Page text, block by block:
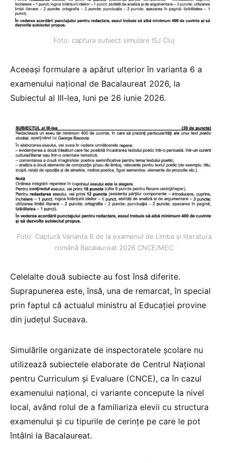
Foto: captura subiect simulare ISJ Cluj
Aceeași formulare a apărut ulterior în varianta 6 a
examenului național de Bacalaureat 2026, la
Subiectul al III-lea, luni pe 26 iunie 2026.
Foto: Captură Varianta 6 de la examenul de Limba și literatura
română Bacalaureat 2026 CNCE/MEC
Celelalte două subiecte au fost însă diferite.
Suprapunerea este, însă, una de remarcat, în special
prin faptul că actualul ministru al Educației provine
din județul Suceava.
Simulările organizate de inspectoratele școlare nu
utilizează subiectele elaborate de Centrul Național
pentru Curriculum și Evaluare (CNCE), ca în cazul
examenului național, ci variante concepute la nivel
local, având rolul de a familiariza elevii cu structura
examenului și cu tipurile de cerințe pe care le pot
întâlni la Bacalaureat.